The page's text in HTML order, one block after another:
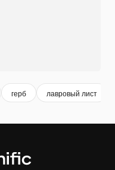
герб лавровый лист